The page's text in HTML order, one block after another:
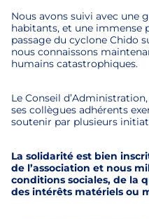
Nous avons suivi avec une
habitants, et une immense
passage du cyclone Chido
nous connaissons
humains catastrophiques.
Le Conseil
ses collègues adhérents
soutenir par plusieurs
La solidarité est bien
de l’association et nous
conditions sociales, de la
des intérêts matériels ou